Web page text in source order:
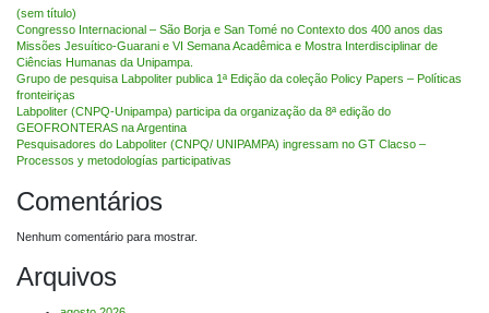
(sem título)
Congresso Internacional – São Borja e San Tomé no Contexto dos 400 anos das
Missões Jesuítico-Guarani e VI Semana Acadêmica e Mostra Interdisciplinar de
Ciências Humanas da Unipampa.
Grupo de pesquisa Labpoliter publica 1ª Edição da coleção Policy Papers – Políticas
fronteiriças
Labpoliter (CNPQ-Unipampa) participa da organização da 8ª edição do
GEOFRONTERAS na Argentina
Pesquisadores do Labpoliter (CNPQ/ UNIPAMPA) ingressam no GT Clacso –
Processos y metodologías participativas
Comentários
Nenhum comentário para mostrar.
Arquivos